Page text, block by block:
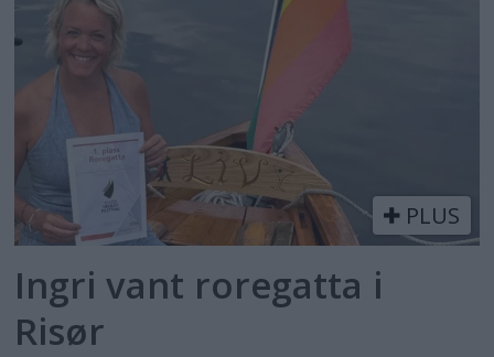
PLUS
Ingri vant roregatta i
Risør